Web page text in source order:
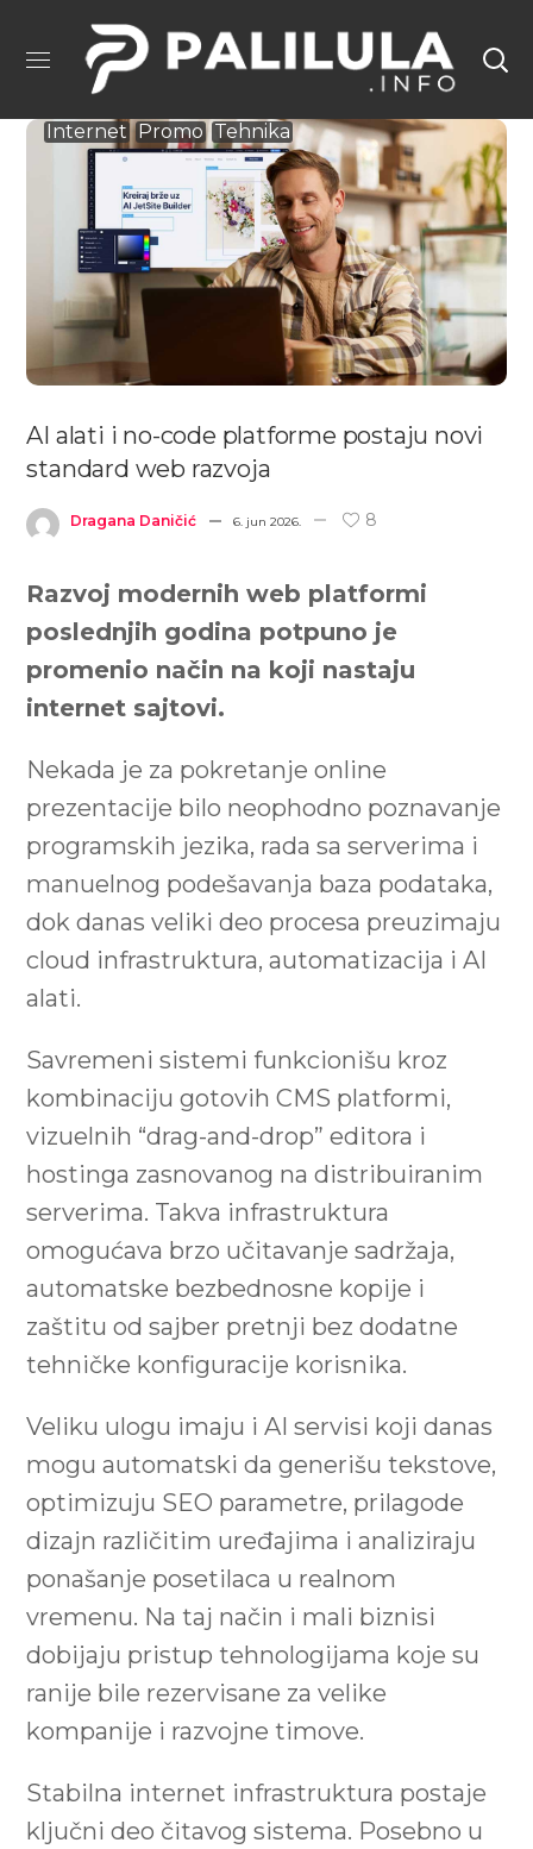
Internet Promo Tehnika
AI alati i no-code platforme postaju novi
standard web razvoja
Dragana Daničić 6. jun 2026. 8
Razvoj modernih web platformi
poslednjih godina potpuno je
promenio način na koji nastaju
internet sajtovi.
Nekada je za pokretanje online
prezentacije bilo neophodno poznavanje
programskih jezika, rada sa serverima i
manuelnog podešavanja baza podataka,
dok danas veliki deo procesa preuzimaju
cloud infrastruktura, automatizacija i AI
alati.
Savremeni sistemi funkcionišu kroz
kombinaciju gotovih CMS platformi,
vizuelnih “drag-and-drop” editora i
hostinga zasnovanog na distribuiranim
serverima. Takva infrastruktura
omogućava brzo učitavanje sadržaja,
automatske bezbednosne kopije i
zaštitu od sajber pretnji bez dodatne
tehničke konfiguracije korisnika.
Veliku ulogu imaju i AI servisi koji danas
mogu automatski da generišu tekstove,
optimizuju SEO parametre, prilagode
dizajn različitim uređajima i analiziraju
ponašanje posetilaca u realnom
vremenu. Na taj način i mali biznisi
dobijaju pristup tehnologijama koje su
ranije bile rezervisane za velike
kompanije i razvojne timove.
Stabilna internet infrastruktura postaje
ključni deo čitavog sistema. Posebno u